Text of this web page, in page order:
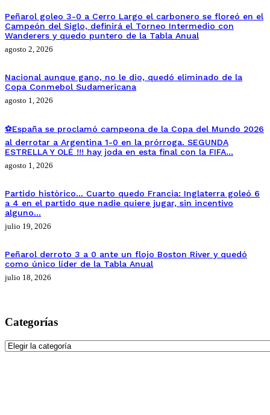
Peñarol goleo 3-0 a Cerro Largo el carbonero se floreó en el
Campeón del Siglo, definirá el Torneo Intermedio con
Wanderers y quedo puntero de la Tabla Anual
agosto 2, 2026
Nacional aunque gano, no le dio, quedó eliminado de la
Copa Conmebol Sudamericana
agosto 1, 2026
⚽España se proclamó campeona de la Copa del Mundo 2026
al derrotar a Argentina 1-0 en la prórroga. SEGUNDA
ESTRELLA Y OLÉ !!! hay joda en esta final con la FIFA…
agosto 1, 2026
Partido històrico… Cuarto quedo Francia: Inglaterra goleó 6
a 4 en el partido que nadie quiere jugar, sin incentivo
alguno…
julio 19, 2026
Peñarol derroto 3 a 0 ante un flojo Boston River y quedó
como único líder de la Tabla Anual
julio 18, 2026
Categorías
Categorías